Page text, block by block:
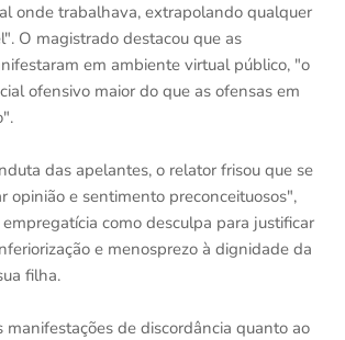
onde trabalhava, extrapolando qualquer
O magistrado destacou que as
em ambiente virtual público, "o
ofensivo maior do que as ofensas em
das apelantes, o relator frisou que se
opinião e sentimento preconceituosos",
como desculpa para justificar
e menosprezo à dignidade da
filha.
manifestações de discordância quanto ao